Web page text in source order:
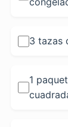
3 tazas
1